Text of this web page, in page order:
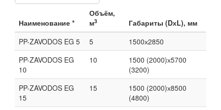
Наименование *
Объём,
м3
Габариты (DхL), мм
PP-ZAVODOS EG 5
5
1500х2850
PP-ZAVODOS EG
10
10
1500 (2000)х5700
(3200)
PP-ZAVODOS EG
15
15
1500 (2000)х8500
(4800)